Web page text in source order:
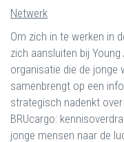
Netwerk
Om zich in te werken in
zich aansluiten bij
organisatie die de jonge
samenbrengt op een
strategisch nadenkt
BRUcargo:
jonge mensen naar de